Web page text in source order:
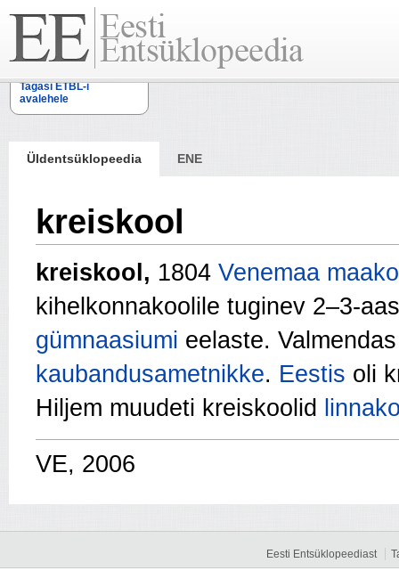
Tagasi ETBL-i
avalehele
Üldentsüklopeedia ENE
kreiskool
kreiskool, 1804 Venemaa
kihelkonnakoolile tuginev 2–3-
gümnaasiumi eelaste.
kaubandusametnikke. Eestis oli
Hiljem muudeti kreiskoolid
VE, 2006
Eesti Entsüklopeediast